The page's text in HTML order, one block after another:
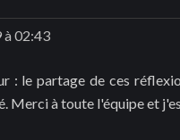
à 02:43
: le partage de ces
Merci à toute l'équipe et